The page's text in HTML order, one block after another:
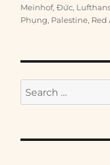
on
Meinhof,Đức,
Phụng, Palestine, Red
Search
for: